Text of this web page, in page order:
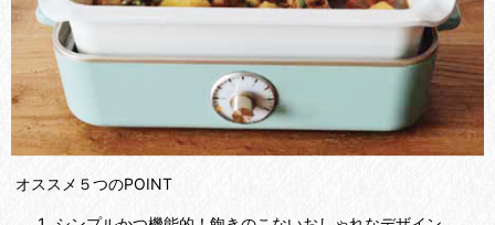
オススメ５つのPOINT